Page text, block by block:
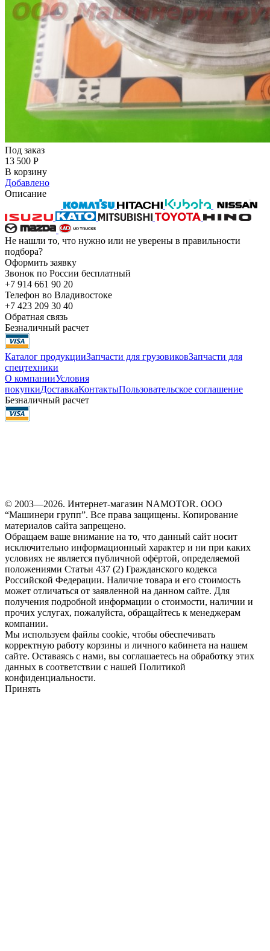
Под заказ
13 500 Р
В корзину
Добавлено
Описание
Не нашли то, что нужно или не уверены в правильности
подбора?
Оформить заявку
Звонок по России бесплатный
+7 914 661 90 20
Телефон во Владивостоке
+7 423 209 30 40
Обратная связь
Безналичный расчет
Каталог продукцииЗапчасти для грузовиковЗапчасти для
спецтехники
О компанииУсловия
покупкиДоставкаКонтактыПользовательское соглашение
Безналичный расчет
© 2003—2026. Интернет-магазин NAMOTOR. ООО
“Машинери групп”. Все права защищены. Копирование
материалов сайта запрещено.
Обращаем ваше внимание на то, что данный сайт носит
исключительно информационный характер и ни при каких
условиях не является публичной офёртой, определяемой
положениями Статьи 437 (2) Гражданского кодекса
Российской Федерации. Наличие товара и его стоимость
может отличаться от заявленной на данном сайте. Для
получения подробной информации о стоимости, наличии и
прочих услугах, пожалуйста, обращайтесь к менеджерам
компании.
Мы используем файлы cookie, чтобы обеспечивать
корректную работу корзины и личного кабинета на нашем
сайте. Оставаясь с нами, вы соглашаетесь на обработку этих
данных в соответствии с нашей Политикой
конфиденциальности.
Принять